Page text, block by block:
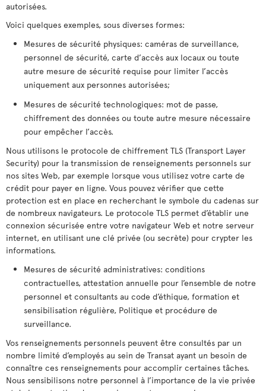
autorisées.
Voici quelques exemples, sous diverses formes:
Mesures de sécurité physiques: caméras de surveillance,
personnel de sécurité, carte d’accès aux locaux ou toute
autre mesure de sécurité requise pour limiter l’accès
uniquement aux personnes autorisées;
Mesures de sécurité technologiques: mot de passe,
chiffrement des données ou toute autre mesure nécessaire
pour empêcher l’accès.
Nous utilisons le protocole de chiffrement TLS (Transport Layer
Security) pour la transmission de renseignements personnels sur
nos sites Web, par exemple lorsque vous utilisez votre carte de
crédit pour payer en ligne. Vous pouvez vérifier que cette
protection est en place en recherchant le symbole du cadenas sur
de nombreux navigateurs. Le protocole TLS permet d’établir une
connexion sécurisée entre votre navigateur Web et notre serveur
internet, en utilisant une clé privée (ou secrète) pour crypter les
informations.
Mesures de sécurité administratives: conditions
contractuelles, attestation annuelle pour l’ensemble de notre
personnel et consultants au code d’éthique, formation et
sensibilisation régulière, Politique et procédure de
surveillance.
Vos renseignements personnels peuvent être consultés par un
nombre limité d’employés au sein de Transat ayant un besoin de
connaître ces renseignements pour accomplir certaines tâches.
Nous sensibilisons notre personnel à l’importance de la vie privée